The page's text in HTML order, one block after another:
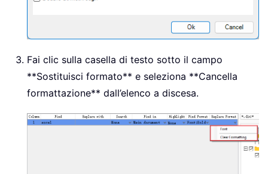
Fai clic sulla casella di testo sotto il campo
**Sostituisci formato** e seleziona **Cancella
formattazione** dall’elenco a discesa.